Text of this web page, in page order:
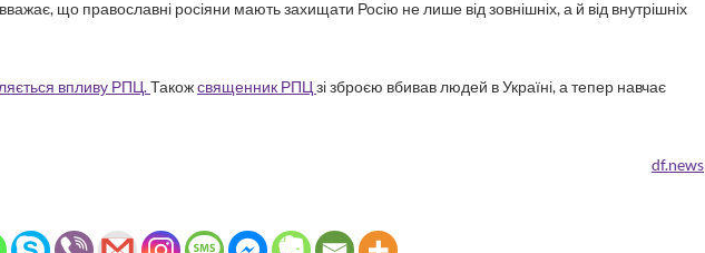
що православні росіяни мають захищати Росію не лише від зовнішніх, а й від внутрішніх
впливу РПЦ.Такожсвященник РПЦ зі зброєю вбивав людей в Україні, а тепер навчає
df.news